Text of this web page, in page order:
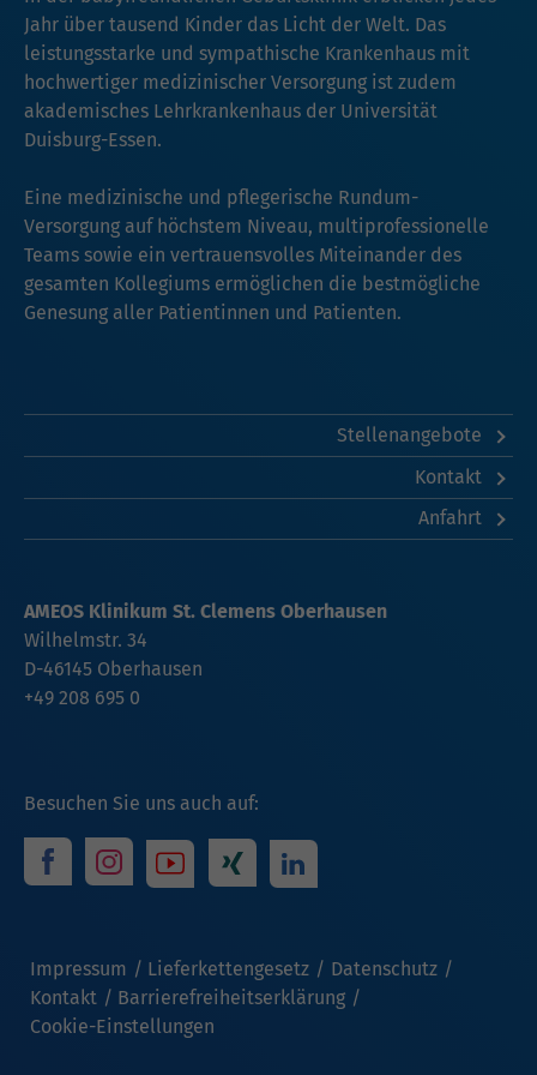
Jahr über tausend Kinder das Licht der Welt. Das
leistungsstarke und sympathische Krankenhaus mit
hochwertiger medizinischer Versorgung ist zudem
akademisches Lehrkrankenhaus der Universität
Duisburg-Essen.
Eine medizinische und pflegerische Rundum-
Versorgung auf höchstem Niveau, multiprofessionelle
Teams sowie ein vertrauensvolles Miteinander des
gesamten Kollegiums ermöglichen die bestmögliche
Genesung aller Patientinnen und Patienten.
Stellenangebote
Kontakt
Anfahrt
Besuchen Sie uns auch auf:
Impressum Lieferkettengesetz
Datenschutz
Kontakt
Barrierefreiheitserklärung
Cookie-Einstellungen
AMEOS Klinikum St. Clemens Oberhausen
Wilhelmstr. 34
D-46145 Oberhausen
+49 208 695 0